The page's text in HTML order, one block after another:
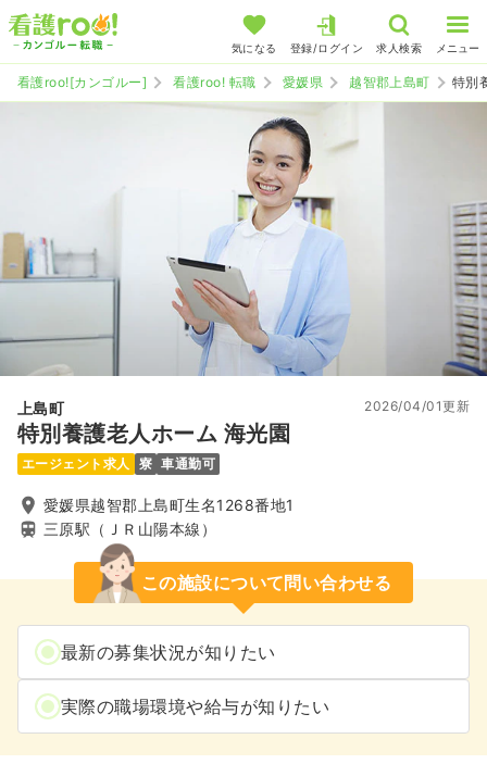
気になる 登録/ログイン 求人検索 メニュー
看護roo![カンゴルー] 看護roo! 転職 愛媛県 越智郡上島町 特別
上島町
特別養護老人ホーム 海光園
2026/04/01更新
エージェント求人 寮 車通勤可
愛媛県越智郡上島町生名1268番地1
三原駅（ＪＲ山陽本線）
この施設について問い合わせる
最新の募集状況が知りたい
実際の職場環境や給与が知りたい